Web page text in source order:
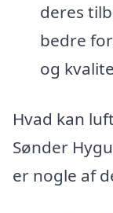
deres
bedre
og
Hvad kan
Sønder
er nogle af